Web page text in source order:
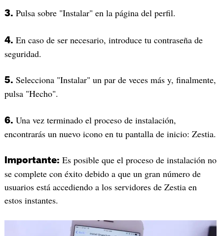
3. Pulsa sobre "Instalar" en la página del perfil.
4. En caso de ser necesario, introduce tu contraseña de
seguridad.
5. Selecciona "Instalar" un par de veces más y, finalmente,
pulsa "Hecho".
6. Una vez terminado el proceso de instalación,
encontrarás un nuevo icono en tu pantalla de inicio: Zestia.
Importante: Es posible que el proceso de instalación no
se complete con éxito debido a que un gran número de
usuarios está accediendo a los servidores de Zestia en
estos instantes.